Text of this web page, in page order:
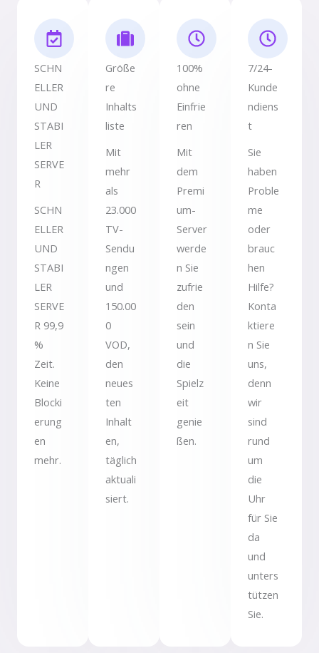
SCHN
ELLER
UND
STABI
LER
SERVE
R
SCHN
ELLER
UND
STABI
LER
SERVE
R 99,9
%
Zeit.
Keine
Blocki
erung
en
mehr.
Größe
re
Inhalts
liste
Mit
mehr
als
23.000
TV-
Sendu
ngen
und
150.00
0
VOD,
den
neues
ten
Inhalt
en,
täglich
aktuali
siert.
100%
ohne
Einfrie
ren
Mit
dem
Premi
um-
Server
werde
n Sie
zufrie
den
sein
und
die
Spielz
eit
genie
ßen.
7/24-
Kunde
ndiens
t
Sie
haben
Proble
me
oder
brauc
hen
Hilfe?
Konta
ktiere
n Sie
uns,
denn
wir
sind
rund
um
die
Uhr
für Sie
da
und
unters
tützen
Sie.